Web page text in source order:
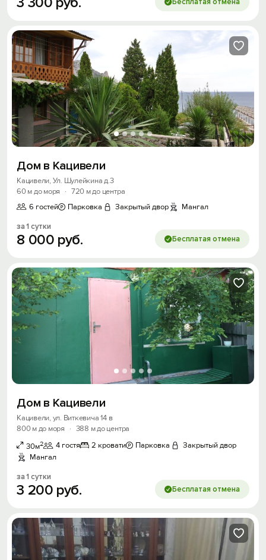
Дом в Кацивели
Кацивели, Ул. Шулейкина д.3
60 м до моря
· 720 м до центра
6 гостей
Парковка Закрытый двор Мангал
за 1 сутки
8 000 руб. Бесплатая отмена
Дом в Кацивели
Кацивели, ул. Виткевича 14 в
800 м до моря
· 388 м до центра
30м2 4 гостя 2 кровати Парковка
Закрытый двор
Мангал
за 1 сутки
3 200 руб. Бесплатая отмена